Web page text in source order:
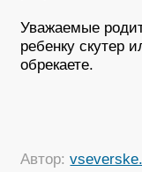
Уважаемые
ребенку скутер
обрекаете.
Автор: